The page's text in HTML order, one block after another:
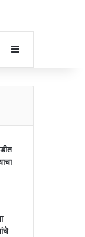
Sidebar